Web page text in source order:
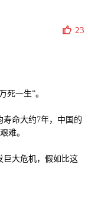
23
死一生”。
命大约7年，中国的
难。
巨大危机，假如比这